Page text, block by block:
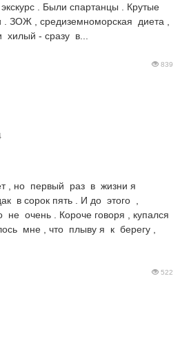
. Были спартанцы . Крутые
ЗОЖ , средиземноморская диета ,
хилый - сразу в...
839
, но первый раз в жизни я
в сорок пять . И до этого ,
не очень . Короче говоря , купался
мне , что плыву я к берегу ,
522